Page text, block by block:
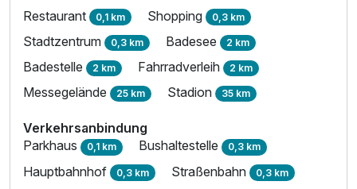
Restaurant 0,1 km Shopping 0,3 km
Stadtzentrum 0,3 km Badesee 2 km
Badestelle 2 km Fahrradverleih 2 km
Messegelände 25 km Stadion 35 km
Verkehrsanbindung
Parkhaus 0,1 km Bushaltestelle 0,3 km
Hauptbahnhof 0,3 km Straßenbahn 0,3 km